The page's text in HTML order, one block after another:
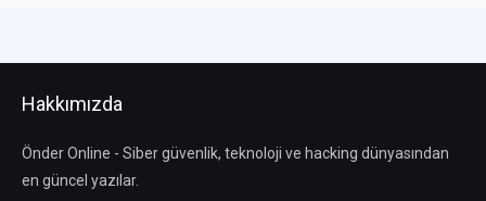
Hakkımızda
Önder Online - Siber güvenlik, teknoloji ve hacking dünyasından
en güncel yazılar.